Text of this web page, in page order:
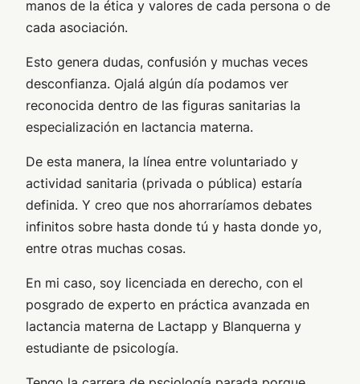
manos de la ética y valores de cada persona o de
cada asociación.
Esto genera dudas, confusión y muchas veces
desconfianza. Ojalá algún día podamos ver
reconocida dentro de las figuras sanitarias la
especialización en lactancia materna.
De esta manera, la línea entre voluntariado y
actividad sanitaria (privada o pública) estaría
definida. Y creo que nos ahorraríamos debates
infinitos sobre hasta donde tú y hasta donde yo,
entre otras muchas cosas.
En mi caso, soy licenciada en derecho, con el
posgrado de experto en práctica avanzada en
lactancia materna de Lactapp y Blanquerna y
estudiante de psicología.